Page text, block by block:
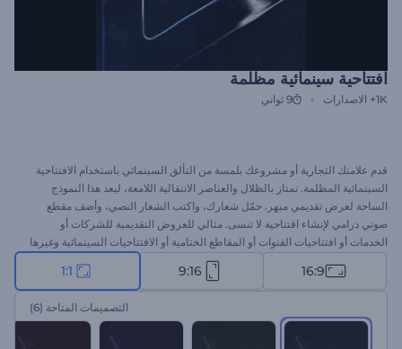
افتتاحية سينمائية مظلمة
1K+ الاصدارات 9 ثواني
قدم علامتك التجارية أو مشروعك بلمسة من التألق السينمائي باستخدام الافتتاحية
السينمائية المظلمة. تمتاز بالظلال والعناصر الانتقالية اللامعة، ليعد هذا النموذج
الساحة لعرض تقديمي مبهر. حمّل شعارك، واكتب الشعار النصي، وأضف مقطع
صوتي درامي لإنشاء افتتاحية لا تنسى. مثالي للعروض التقديمية للشركات أو
الخدمات أو افتتاحيات القنوات أو المقاطع الختامية أو الافتتاحيات السينمائية وغيرها
من الاستخدامات. ابدأ الآن وتفاعل مع جمهورك من اللحظة الأولى!
16:9
9:16
1:1
التصميمات المتاحة (6)